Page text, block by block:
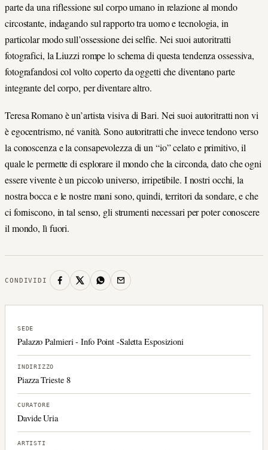
parte da una riflessione sul corpo umano in relazione al mondo
circostante, indagando sul rapporto tra uomo e tecnologia, in
particolar modo sull’ossessione dei selfie. Nei suoi autoritratti
fotografici, la Liuzzi rompe lo schema di questa tendenza ossessiva,
fotografandosi col volto coperto da oggetti che diventano parte
integrante del corpo, per diventare altro.
Teresa Romano è un’artista visiva di Bari. Nei suoi autoritratti non vi
è egocentrismo, né vanità. Sono autoritratti che invece tendono verso
la conoscenza e la consapevolezza di un “io” celato e primitivo, il
quale le permette di esplorare il mondo che la circonda, dato che ogni
essere vivente è un piccolo universo, irripetibile. I nostri occhi, la
nostra bocca e le nostre mani sono, quindi, territori da sondare, e che
ci forniscono, in tal senso, gli strumenti necessari per poter conoscere
il mondo, lì fuori.
CONDIVIDI
SEDE
Palazzo Palmieri - Info Point -Saletta Esposizioni
INDIRIZZO
Piazza Trieste 8
CURATORE
Davide Uria
ARTISTI